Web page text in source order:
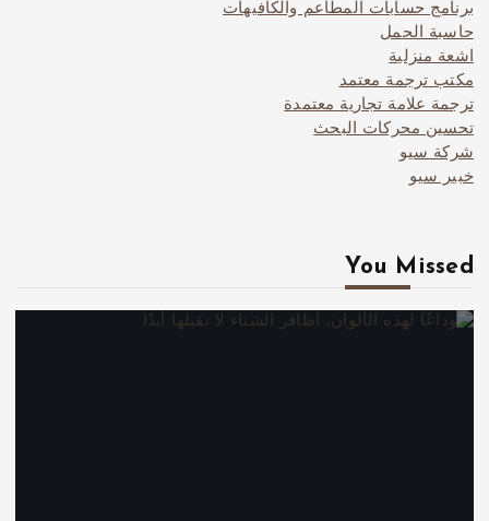
برنامج حسابات المطاعم والكافيهات
حاسبة الحمل
اشعة منزلية
مكتب ترجمة معتمد
ترجمة علامة تجارية معتمدة
تحسين محركات البحث
شركة سيو
خبير سيو
You Missed